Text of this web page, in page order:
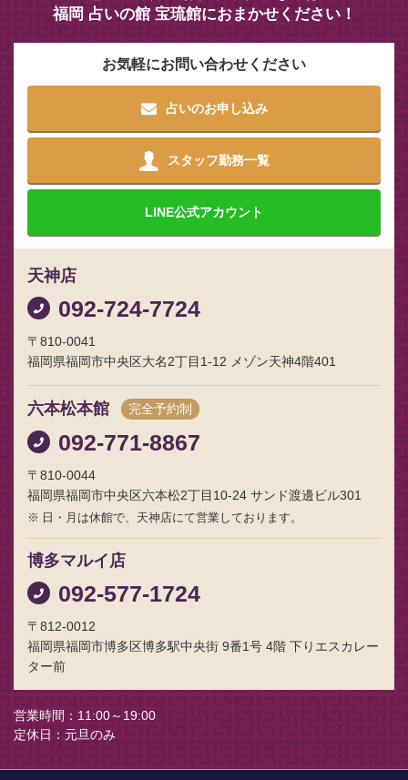
福岡 占いの館 宝琉館におまかせください！
お気軽にお問い合わせください
占いのお申し込み
スタッフ勤務一覧
LINE公式アカウント
天神店
092-724-7724
〒810-0041
福岡県福岡市中央区大名2丁目1-12 メゾン天神4階401
六本松本館 完全予約制
092-771-8867
〒810-0044
福岡県福岡市中央区六本松2丁目10-24 サンド渡邊ビル301
日・月は休館で、天神店にて営業しております。
博多マルイ店
092-577-1724
〒812-0012
福岡県福岡市博多区博多駅中央街 9番1号 4階 下りエスカレー
ター前
営業時間
11:00～19:00
定休日
元旦のみ